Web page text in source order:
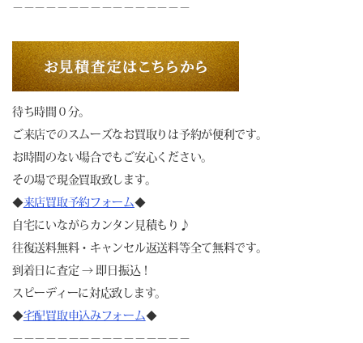
－－－－－－－－－－－－－－－－
待ち時間０分。
ご来店でのスムーズなお買取りは予約が便利です。
お時間のない場合でもご安心ください。
その場で現金買取致します。
◆来店買取予約フォーム◆
自宅にいながらカンタン見積もり♪
往復送料無料・キャンセル返送料等全て無料です。
到着日に査定 → 即日振込！
スピーディーに対応致します。
◆宅配買取申込みフォーム◆
－－－－－－－－－－－－－－－－